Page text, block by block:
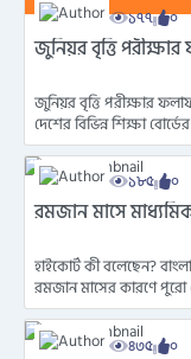
১৭৭ ০
জুনিয়র বৃত্তি
জুনিয়র বৃত্তি পরীক্ষার
দেশের বিভিন্ন শিক্ষা
১৮৫ ০
রমজান মাসে
হাইকোর্ট কী বলেছেন? বাংলাদেশ হাইকোর্ট মূল আদেশে বলা হয়েছে যে পবিত্র
রমজান মাসের কারণে
৪৩৫ ০